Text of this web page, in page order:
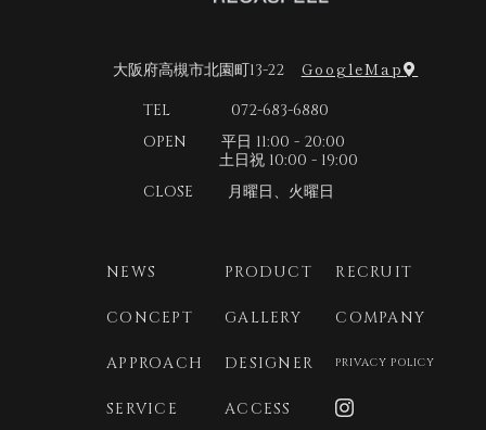
2025年12月
2025年11月
2025年10月
2025年9月
2025年7月
2025年4月
2025年3月
大阪府高槻市北園町13-22 GoogleMap
TEL 072-683-6880
OPEN 平日 11:00 - 20:00
土日祝 10:00 - 19:00
CLOSE 月曜日、火曜日
NEWS
CONCEPT
APPROACH
SERVICE
PRODUCT
GALLERY
DESIGNER
ACCESS
RECRUIT
COMPANY
PRIVACY POLICY